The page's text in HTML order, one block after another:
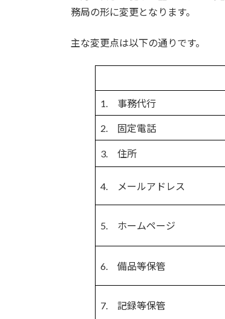
務局の形に変更となります。
主な変更点は以下の通りです。
1. 事務代行
2. 固定電話
3. 住所
4. メールアドレス
5. ホームページ
6. 備品等保管
7. 記録等保管